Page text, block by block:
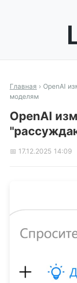
Главная › OpenAI
моделям
OpenAI
📅 17.12.2025 14:09